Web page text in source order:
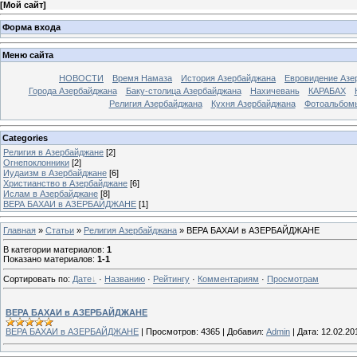
[Мой сайт]
Форма входа
Меню сайта
НОВОСТИ Время Намаза История Азербайджана
Евровидение
Города Азербайджана
Баку-столица Азербайджана Нахичевань КАРАБАХ
Религия Азербайджана
Кухня Азербайджана
Categories
Религия в Азербайджане [2]
Огнепоклонники [2]
Иудаизм в Азербайджане [6]
Христианство в Азербайджане [6]
Ислам в Азербайджане [8]
ВЕРА БАХАИ в АЗЕРБАЙДЖАНЕ [1]
Главная » Статьи » Религия Азербайджана » ВЕРА БАХАИ в АЗЕРБАЙДЖАНЕ
В категории материалов: 1
Показано материалов: 1-1
Сортировать по: Дате · Названию · Рейтингу · Комментариям · Просмотрам
ВЕРА БАХАИ в АЗЕРБАЙДЖАНЕ
ВЕРА БАХАИ в АЗЕРБАЙДЖАНЕ
Просмотров: 4365 Добавил: Admin Дата: